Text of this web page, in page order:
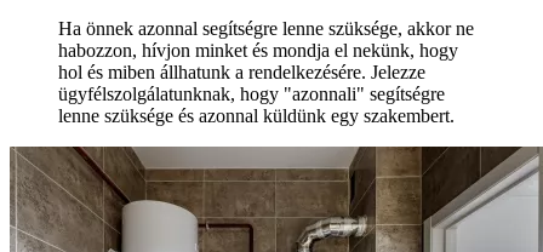
Ha önnek azonnal segítségre lenne szüksége, akkor ne
habozzon, hívjon minket és mondja el nekünk, hogy
hol és miben állhatunk a rendelkezésére. Jelezze
ügyfélszolgálatunknak, hogy "azonnali" segítségre
lenne szüksége és azonnal küldünk egy szakembert.